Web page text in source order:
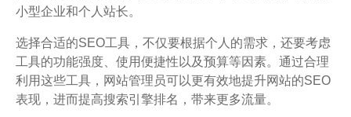
小型企业和个人站长。
选择合适的SEO工具，不仅要根据个人的需求，还要考虑
工具的功能强度、使用便捷性以及预算等因素。通过合理
利用这些工具，网站管理员可以更有效地提升网站的SEO
表现，进而提高搜索引擎排名，带来更多流量。